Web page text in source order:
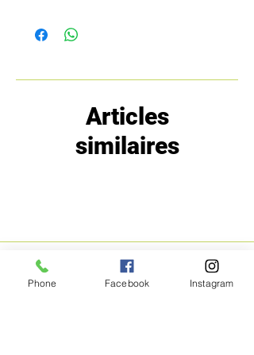
Articles
similaires
MENU POLITIQUE
Phone Facebook Instagram